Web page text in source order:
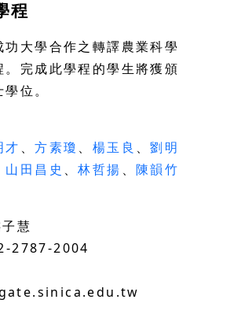
程
功大學合作之轉譯農業科學
。完成此學程的學生將獲頒
位。
才 、方素瓊 、 楊玉良 、劉明
山田昌史 、林哲揚 、陳韻竹
慧
2787-2004